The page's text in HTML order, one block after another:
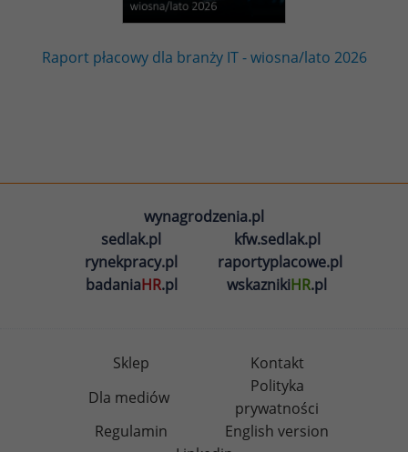
Raport płacowy dla branży IT - wiosna/lato 2026
wynagrodzenia.pl
sedlak.pl
kfw.sedlak.pl
rynekpracy.pl
raportyplacowe.pl
badaniaHR.pl wskaznikiHR.pl
Sklep
Kontakt
Dla mediów
Polityka
prywatności
Regulamin
English version